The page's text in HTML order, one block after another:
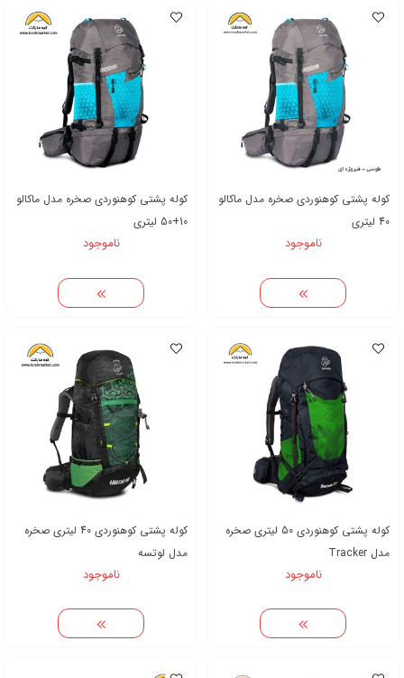
کوله پشتی کوهنوردی صخره مدل ماکالو
40 لیتری
ناموجود
کوله پشتی کوهنوردی صخره مدل ماکالو
10+50 لیتری
ناموجود
کوله پشتی کوهنوردی 50 لیتری صخره
مدل Tracker
ناموجود
کوله پشتی کوهنوردی 40 لیتری صخره
مدل لوتسه
ناموجود